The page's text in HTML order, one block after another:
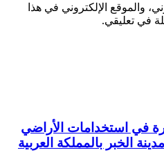
والموقع الإلكتروني في هذا
في تعليقي.
في استخدامات الأراضي
الخبر بالمملكة العربية